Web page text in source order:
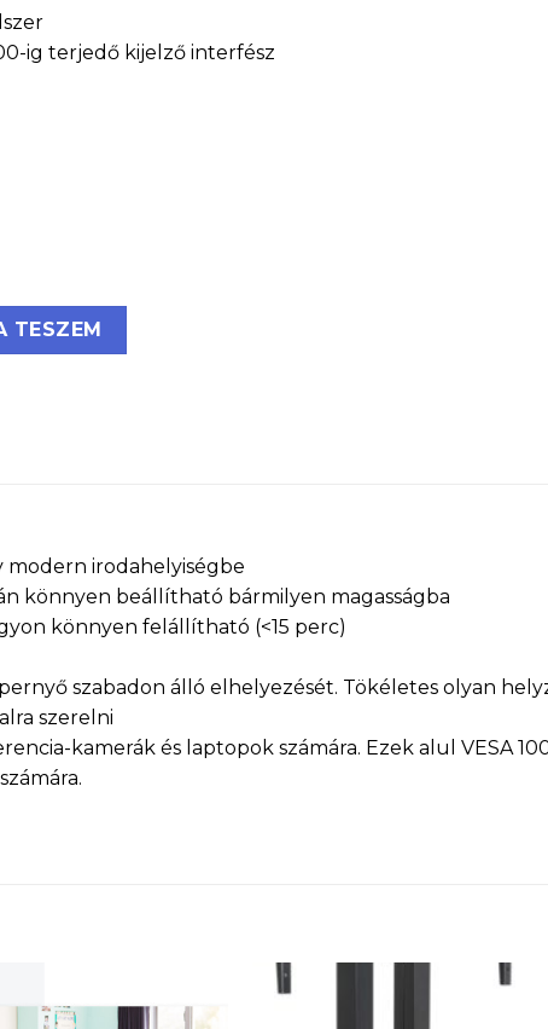
ig terjedő kijelző interfész
szabadon álló állvány mennyiség
TESZEM
modern irodahelyiségbe
könnyen beállítható bármilyen magasságba
könnyen felállítható (<15 perc)
szabadon álló elhelyezését. Tökéletes olyan
szerelni
kamerák és laptopok számára. Ezek alul VESA